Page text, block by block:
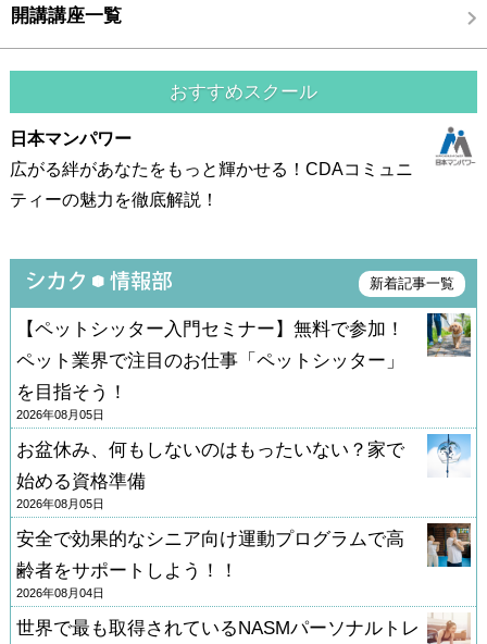
は講師に質問をすると、分かるまで親切丁寧に教え
ていただき続けることができました。
開講講座一覧
おすすめスクール
日本マンパワー
広がる絆があなたをもっと輝かせる！CDAコミュニ
ティーの魅力を徹底解説！
新着記事一覧
【ペットシッター入門セミナー】無料で参加！
ペット業界で注目のお仕事「ペットシッター」
を目指そう！
2026年08月05日
お盆休み、何もしないのはもったいない？家で
始める資格準備
2026年08月05日
安全で効果的なシニア向け運動プログラムで高
齢者をサポートしよう！！
2026年08月04日
世界で最も取得されているNASMパーソナルトレ